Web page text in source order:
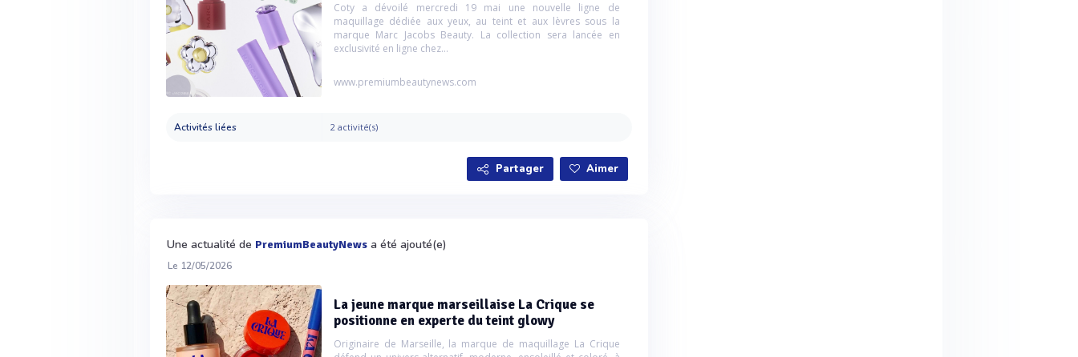
Coty a dévoilé mercredi 19 mai une nouvelle ligne de
maquillage dédiée aux yeux, au teint et aux lèvres sous la
marque Marc Jacobs Beauty. La collection sera lancée en
exclusivité en ligne chez...
www.premiumbeautynews.com
Activités liées 2 activité(s)
Partager Aimer
Une actualité de PremiumBeautyNews a été ajouté(e)
Le 12/05/2026
La jeune marque marseillaise La Crique se
positionne en experte du teint glowy
Originaire de Marseille, la marque de maquillage La Crique